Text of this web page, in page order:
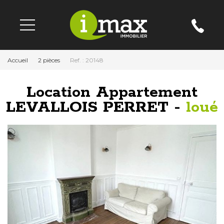
Accueil 2 pièces Ref. : 20148
Location Appartement
LEVALLOIS PERRET - loué